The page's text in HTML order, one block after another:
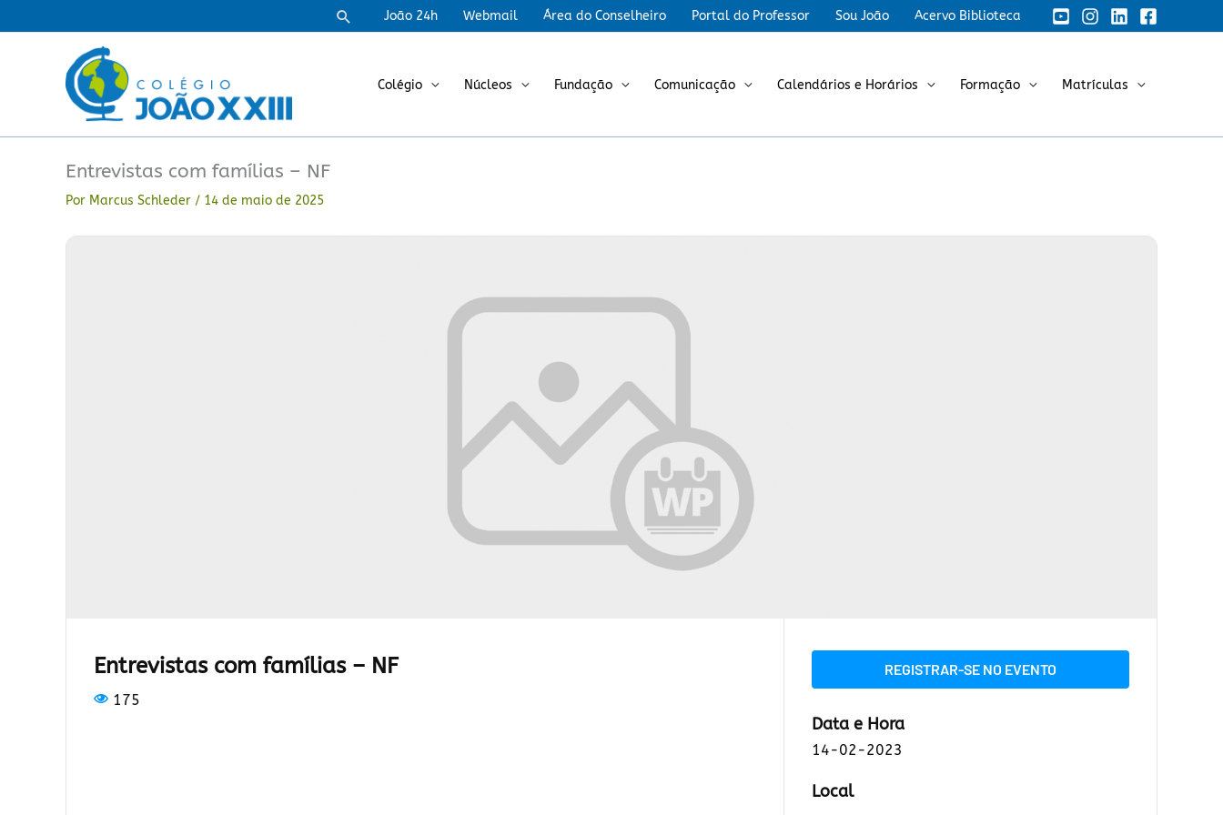
para
PesquisarJoão 24h Webmail Área do Conselheiro Portal do Professor Sou João Acervo Biblioteca
Colégio Núcleos Fundação Comunicação Calendários e Horários Formação Matrículas
Entrevistas com famílias – NF
Por Marcus Schleder / 14 de maio de 2025
Entrevistas com famílias – NF
175
REGISTRAR-SE NO EVENTO
Data e Hora
14-02-2023
Local